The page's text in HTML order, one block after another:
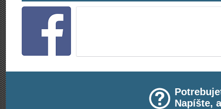
Napíšte,